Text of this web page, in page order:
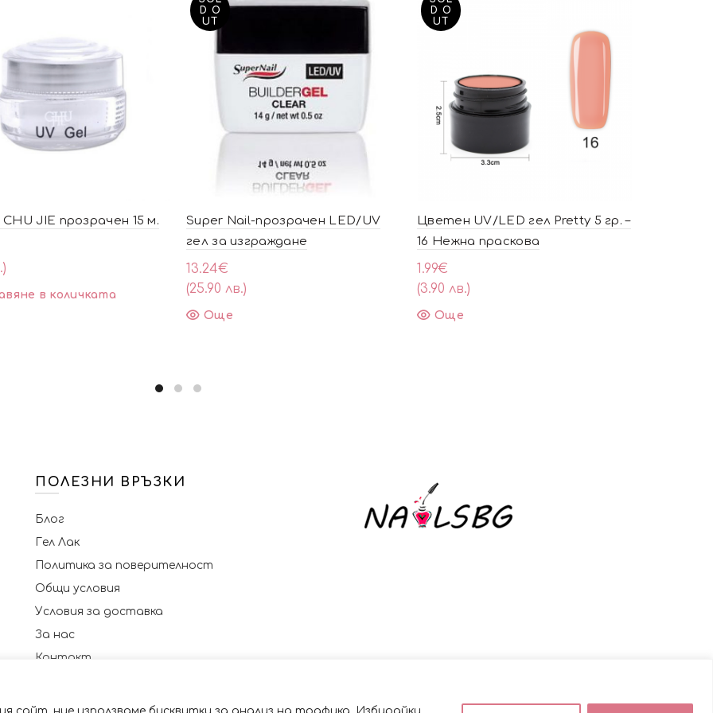
ние използваме бисквитки за анализ на трафика. Избирайки
CHU JIE прозрачен 15 м.
в количката
D O
UT
Super Nail-прозрачен LED/UV
гел за изграждане
13.24€
(25.90 лв.)
Още
D O
UT
Цветен UV/LED гел Pretty 5 гр. –
16 Нежна праскова
1.99€
(3.90 лв.)
Още
ПОЛЕЗНИ ВРЪЗКИ
Блог
Гел Лак
Политика за поверителност
Общи условия
Условия за доставка
За нас
Контакт